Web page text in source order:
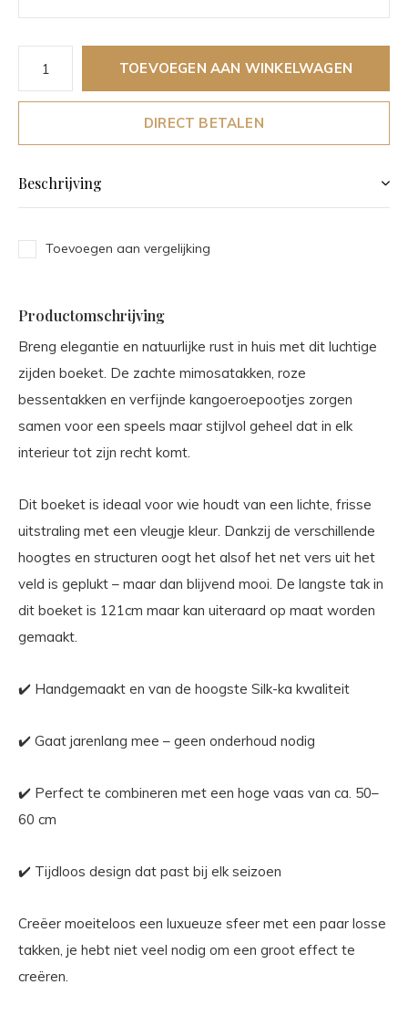
TOEVOEGEN AAN WINKELWAGEN
DIRECT BETALEN
Beschrijving
Toevoegen aan vergelijking
Productomschrijving
Breng elegantie en natuurlijke rust in huis met dit luchtige
zijden boeket. De zachte mimosatakken, roze
bessentakken en verfijnde kangoeroepootjes zorgen
samen voor een speels maar stijlvol geheel dat in elk
interieur tot zijn recht komt.
Dit boeket is ideaal voor wie houdt van een lichte, frisse
uitstraling met een vleugje kleur. Dankzij de verschillende
hoogtes en structuren oogt het alsof het net vers uit het
veld is geplukt – maar dan blijvend mooi. De langste tak in
dit boeket is 121cm maar kan uiteraard op maat worden
gemaakt.
✔️ Handgemaakt en van de hoogste Silk-ka kwaliteit
✔️ Gaat jarenlang mee – geen onderhoud nodig
✔️ Perfect te combineren met een hoge vaas van ca. 50–
60 cm
✔️ Tijdloos design dat past bij elk seizoen
Creëer moeiteloos een luxueuze sfeer met een paar losse
takken, je hebt niet veel nodig om een groot effect te
creëren.